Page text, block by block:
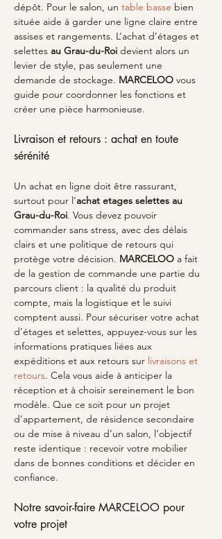
dépôt. Pour le salon, un table basse bien
située aide à garder une ligne claire entre
assises et rangements. L’achat d’étages et
selettes au Grau-du-Roi devient alors un
levier de style, pas seulement une
demande de stockage. MARCELOO vous
guide pour coordonner les fonctions et
créer une pièce harmonieuse.
Livraison et retours : achat en toute
sérénité
Un achat en ligne doit être rassurant,
surtout pour l’achat etages selettes au
Grau-du-Roi. Vous devez pouvoir
commander sans stress, avec des délais
clairs et une politique de retours qui
protège votre décision. MARCELOO a fait
de la gestion de commande une partie du
parcours client : la qualité du produit
compte, mais la logistique et le suivi
comptent aussi. Pour sécuriser votre achat
d’étages et selettes, appuyez-vous sur les
informations pratiques liées aux
expéditions et aux retours sur livraisons et
retours. Cela vous aide à anticiper la
réception et à choisir sereinement le bon
modèle. Que ce soit pour un projet
d’appartement, de résidence secondaire
ou de mise à niveau d’un salon, l’objectif
reste identique : recevoir votre mobilier
dans de bonnes conditions et décider en
confiance.
Notre savoir-faire MARCELOO pour
votre projet